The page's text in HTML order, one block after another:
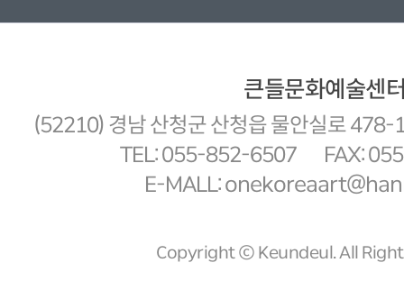
큰들문화예술센
(52210) 경남 산청군 산청읍 물안실로 478-
TEL: 055-852-6507
FAX:
E-MALL:
Copyright ⓒ Keundeul. All